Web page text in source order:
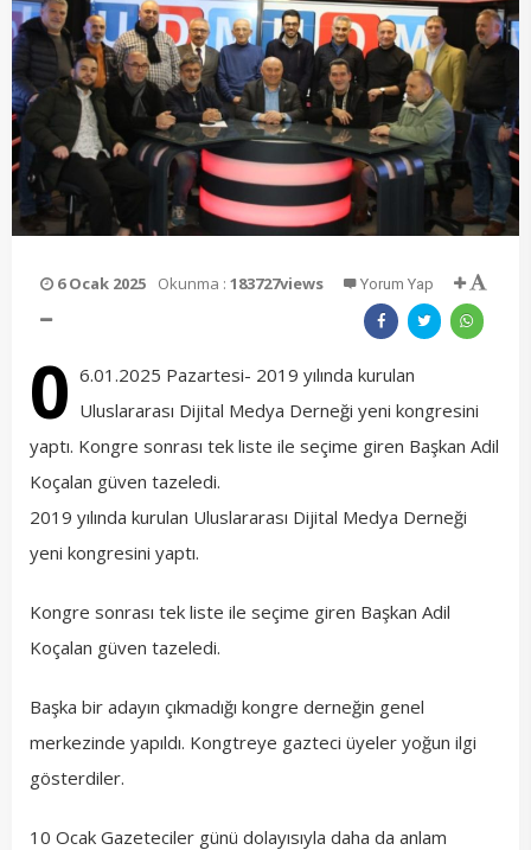
6 Ocak 2025 Okunma :183727views Yorum Yap
0 6.01.2025 Pazartesi- 2019 yılında kurulan
Uluslararası Dijital Medya Derneği yeni kongresini
yaptı. Kongre sonrası tek liste ile seçime giren Başkan Adil
Koçalan güven tazeledi.
2019 yılında kurulan Uluslararası Dijital Medya Derneği
yeni kongresini yaptı.
Kongre sonrası tek liste ile seçime giren Başkan Adil
Koçalan güven tazeledi.
Başka bir adayın çıkmadığı kongre derneğin genel
merkezinde yapıldı. Kongtreye gazteci üyeler yoğun ilgi
gösterdiler.
10 Ocak Gazeteciler günü dolayısıyla daha da anlam